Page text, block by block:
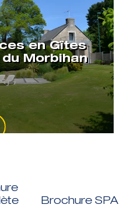
en Gîtes
Morbihan
Brochure SPA